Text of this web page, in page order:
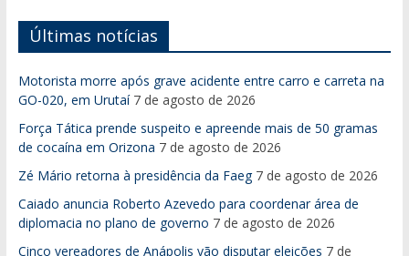
Últimas notícias
Motorista morre após grave acidente entre carro e carreta na
GO-020, em Urutaí 7 de agosto de 2026
Força Tática prende suspeito e apreende mais de 50 gramas
de cocaína em Orizona 7 de agosto de 2026
Zé Mário retorna à presidência da Faeg 7 de agosto de 2026
Caiado anuncia Roberto Azevedo para coordenar área de
diplomacia no plano de governo 7 de agosto de 2026
Cinco vereadores de Anápolis vão disputar eleições 7 de